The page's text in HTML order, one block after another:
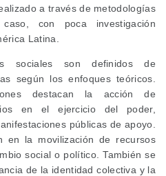
a través de metodologías
con poca investigación
Latina.
sociales son definidos de
según los enfoques teóricos.
destacan la acción de
en el ejercicio del poder,
públicas de apoyo.
en la movilización de recursos
social o político. También se
de la identidad colectiva y la